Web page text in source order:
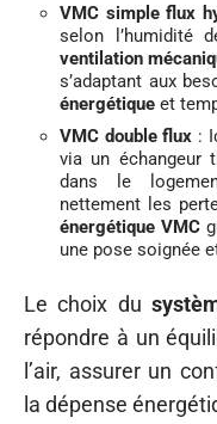
VMC simple flux
selon l’humidité
ventilation
s’adaptant aux
énergétique et
VMC double flux :
via un échangeur
dans le
nettement les
énergétique VMC
une pose soignée
Le choix du
répondre à un
l’air, assurer un
la dépense